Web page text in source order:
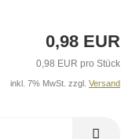
0,98 EUR
0,98 EUR pro Stück
inkl. 7% MwSt. zzgl. Versand